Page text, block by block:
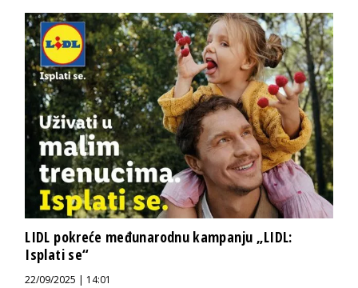
LIDL pokreće međunarodnu kampanju „LIDL:
Isplati se“
22/09/2025 | 14:01